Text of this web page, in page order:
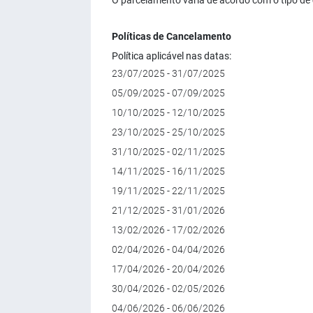
Políticas de Cancelamento
Política aplicável nas datas:
23/07/2025 - 31/07/2025
05/09/2025 - 07/09/2025
10/10/2025 - 12/10/2025
23/10/2025 - 25/10/2025
31/10/2025 - 02/11/2025
14/11/2025 - 16/11/2025
19/11/2025 - 22/11/2025
21/12/2025 - 31/01/2026
13/02/2026 - 17/02/2026
02/04/2026 - 04/04/2026
17/04/2026 - 20/04/2026
30/04/2026 - 02/05/2026
04/06/2026 - 06/06/2026